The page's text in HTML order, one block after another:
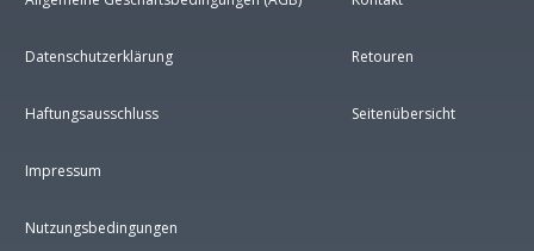
Datenschutzerklärung
Haftungsausschluss
Impressum
Nutzungsbedingungen
Retouren
Seitenübersicht